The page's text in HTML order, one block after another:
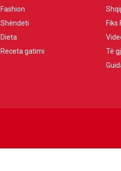
Fashion
Shëndeti
Dieta
Receta gatimi
Fiks
Të